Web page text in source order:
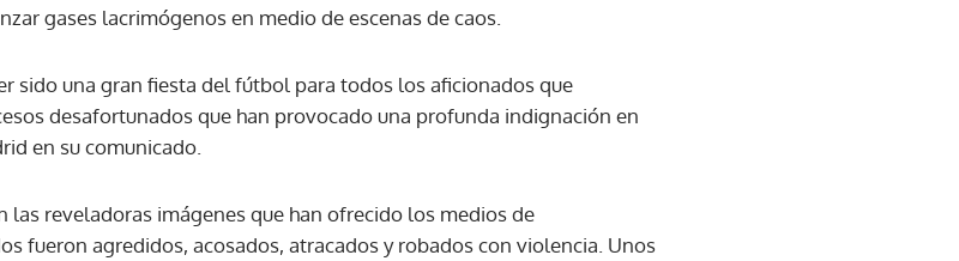
por suscribirte a nuestro boletín.
ACEPTAR
gases lacrimógenos en medio de escenas de caos.
sido una gran fiesta del fútbol para todos los aficionados que
desafortunados que han provocado una profunda indignación en
en su comunicado.
las reveladoras imágenes que han ofrecido los medios de
fueron agredidos, acosados, atracados y robados con violencia. Unos